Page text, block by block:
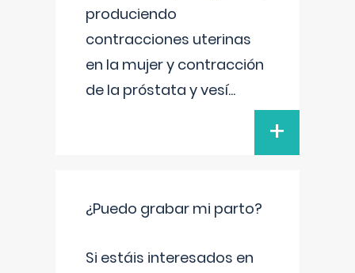
produciendo
contracciones uterinas
en la mujer y contracción
de la próstata y vesí...
+
¿Puedo grabar mi parto?
Si estáis interesados en